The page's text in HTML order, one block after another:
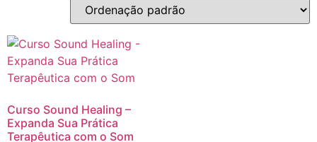
Curso Sound Healing –
Expanda Sua Prática
Terapêutica com o Som